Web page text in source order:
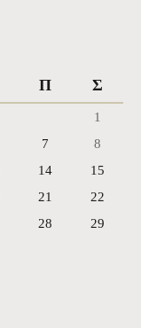
Π Σ
1
7
8
14
15
21
22
28
29